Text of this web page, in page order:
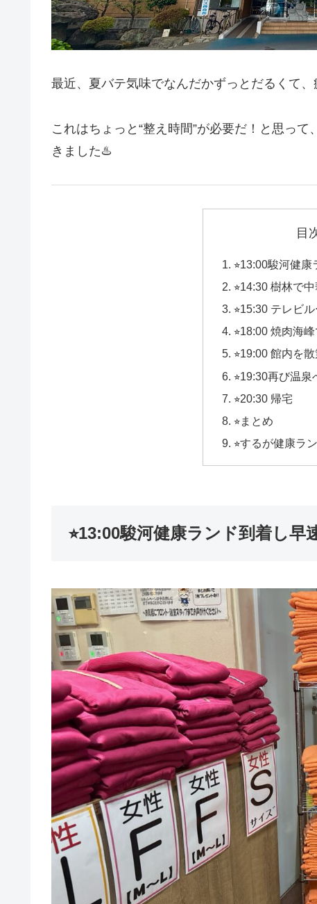
最近、夏バテ気味でなんだかずっとだるくて
これはちょっと“整え時間”が必要だ！と思っ
きました♨️
目
⭐︎13:00駿河健
⭐︎14:30 樹林で
⭐︎15:30 テレビ
⭐︎18:00 焼肉海
⭐︎19:00 館内を
⭐︎19:30再び温泉
⭐︎20:30 帰宅
⭐︎まとめ
⭐︎するが健康ラ
⭐︎13:00駿河健康ランド到着し早